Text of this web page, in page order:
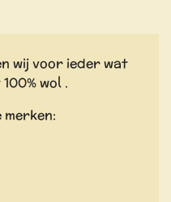
wij voor ieder wat
wol .